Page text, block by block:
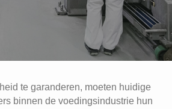
te garanderen, moeten huidige
binnen de voedingsindustrie hun